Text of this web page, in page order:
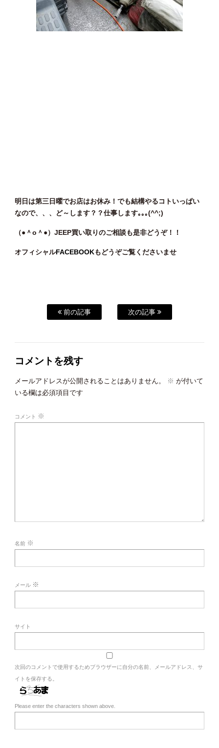
明日は第三日曜でお店はお休み！でも結構やるコトいっぱい
なので、、、ど～します？？仕事します｡｡｡(^^;)
（●＾o ＾●）JEEP買い取りのご相談も是非どうぞ！！
オフィシャルFACEBOOKもどうぞご覧くださいませ
前の記事 次の記事
コメントを残す
メールアドレスが公開されることはありません。 ※ が付いて
いる欄は必須項目です
コメント ※
名前 ※
メール ※
サイト
次回のコメントで使用するためブラウザーに自分の名前、メールアドレス、サ
イトを保存する。
Please enter the characters shown above.